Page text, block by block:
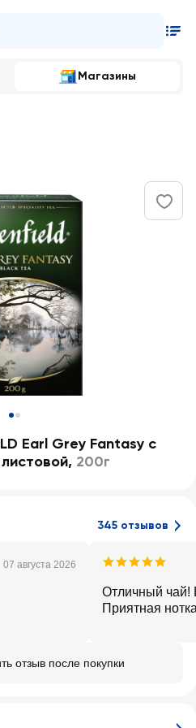
Магазины
Earl Grey Fantasy с
, 200г
345 отзывов
07 августа 2026
Отличный чай!
Приятная
отзыв после покупки